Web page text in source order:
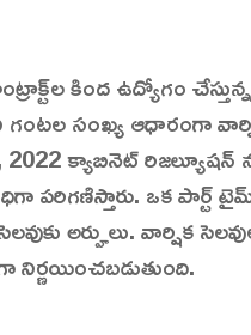
కింద ఉద్యోగం
సంఖ్య ఆధారంగా
క్యాబినెట్ రిజల్యూషన్
పరిగణిస్తారు. ఒక
అర్హులు. వార్షిక